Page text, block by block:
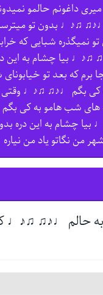
داغونم حالمو
♫♪♩ بدون تو
شبایی که
♫♪♩ بیا چشام به این
که بعد تو
کی بگم ♩♪♫ ♫♪♩
های شب هامو به کی
چشام به این دره
من نگاتو یاد من
حالم ♩♪♫ ♫♪♩